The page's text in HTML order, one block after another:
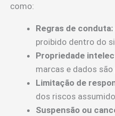
como:
Regras de conduta:
proibido dentro do
Propriedade
marcas e dados
Limitação de
dos riscos
Suspensão ou